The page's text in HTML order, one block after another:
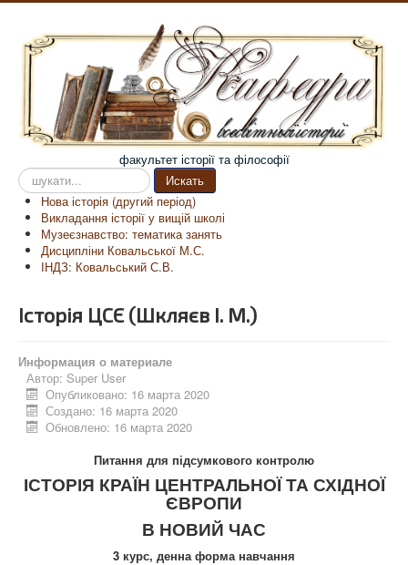
факультет історії та філософії
Пошук
на
сайті
Искать
Нова історія (другий період)
Викладання історії у вищій школі
Музеєзнавство: тематика занять
Дисципліни Ковальської М.С.
ІНДЗ: Ковальський С.В.
Історія ЦСЄ (Шкляєв І. М.)
Информация о материале
Автор: Super User
Опубликовано: 16 марта 2020
Создано: 16 марта 2020
Обновлено: 16 марта 2020
Питання для підсумкового контролю
ІСТОРІЯ КРАЇН ЦЕНТРАЛЬНОЇ ТА СХІДНОЇ
ЄВРОПИ
В НОВИЙ ЧАС
3 курс, денна форма навчання